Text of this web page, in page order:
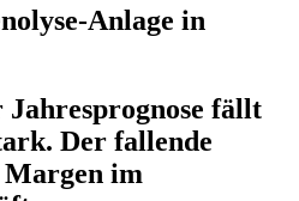
Anlage in
Jahresprognose fällt
Der fallende
im